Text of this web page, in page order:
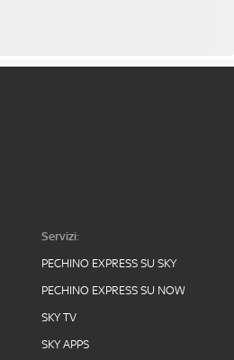
Servizi:
PECHINO EXPRESS SU SKY
PECHINO EXPRESS SU NOW
SKY TV
SKY APPS